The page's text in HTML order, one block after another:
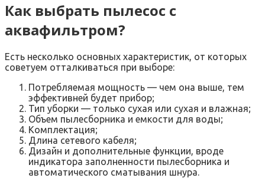
Как выбрать пылесос с
аквафильтром?
Есть несколько основных характеристик, от которых
советуем отталкиваться при выборе:
Потребляемая мощность — чем она выше, тем
эффективней будет прибор;
Тип уборки — только сухая или сухая и влажная;
Объем пылесборника и емкости для воды;
Комплектация;
Длина сетевого кабеля;
Дизайн и дополнительные функции, вроде
индикатора заполненности пылесборника и
автоматического сматывания шнура.